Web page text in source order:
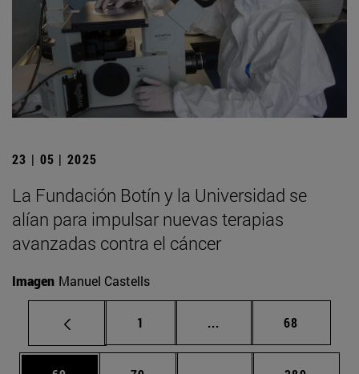
23 | 05 | 2025
La Fundación Botín y la Universidad se
alían para impulsar nuevas terapias
avanzadas contra el cáncer
Imagen Manuel Castells
Página
1 ... Páginas intermedias
Página
68